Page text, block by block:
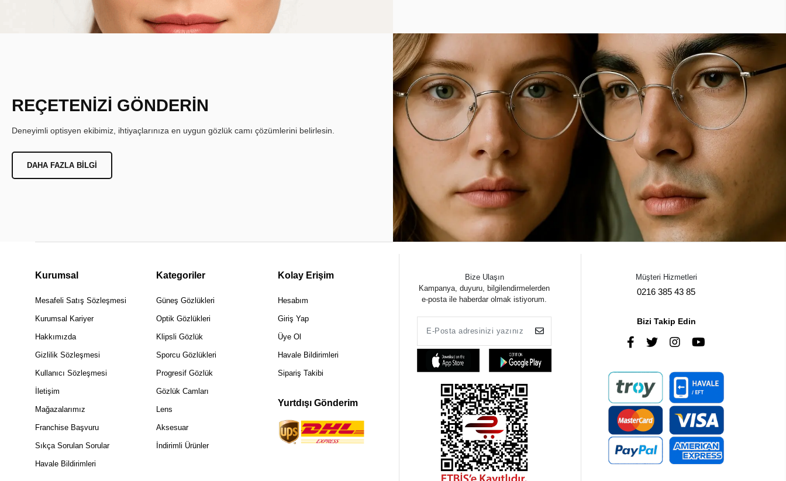
REÇETENİZİ GÖNDERİN
Deneyimli optisyen ekibimiz, ihtiyaçlarınıza en uygun gözlük camı çözümlerini belirlesin.
DAHA FAZLA BILGI
Kurumsal
Mesafeli Satış Sözleşmesi
Kurumsal Kariyer
Hakkımızda
Gizlilik Sözleşmesi
Kullanıcı Sözleşmesi
İletişim
Mağazalarımız
Franchise Başvuru
Sıkça Sorulan Sorular
Havale Bildirimleri
Kategoriler
Güneş Gözlükleri
Optik Gözlükleri
Klipsli Gözlük
Sporcu Gözlükleri
Progresif Gözlük
Gözlük Camları
Lens
Aksesuar
İndirimli Ürünler
Kolay Erişim
Hesabım
Giriş Yap
Üye Ol
Havale Bildirimleri
Sipariş Takibi
Yurtdışı Gönderim
Bize Ulaşın
Kampanya, duyuru, bilgilendirmelerden
e-posta ile haberdar olmak istiyorum.
Müşteri Hizmetleri
0216 385 43 85
Bizi Takip Edin